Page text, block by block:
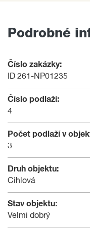
Podrobné
Číslo zakázky:
ID 261-NP01235
Číslo podlaží:
4
Počet podlaží v
3
Druh objektu:
Cihlová
Stav objektu:
Velmi dobrý